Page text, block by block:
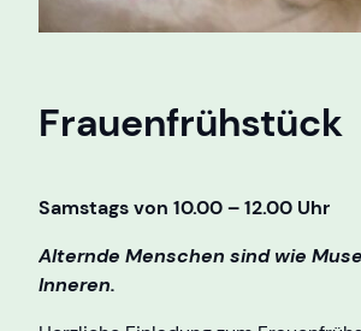
Frauenfrühstück
Samstags von 10.00 – 12.00 Uhr
Alternde Menschen sind wie
Inneren.